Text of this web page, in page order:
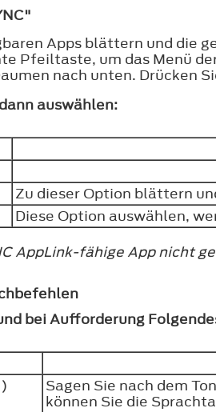
Apps blättern und die
Pfeiltaste, um das Menü
nach unten. Drücken
auswählen:
Zu dieser Option blättern
Diese Option auswählen,
AppLink-fähige App nicht
bei Aufforderung
Sagen Sie nach dem
können Sie die